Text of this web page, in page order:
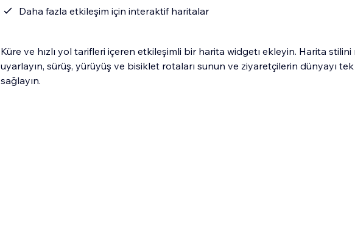
Daha fazla etkileşim için interaktif haritalar
Küre ve hızlı yol tarifleri içeren etkileşimli bir harita widgetı ekleyin. Harita stilini
uyarlayın, sürüş, yürüyüş ve bisiklet rotaları sunun ve ziyaretçilerin dünyayı
sağlayın.